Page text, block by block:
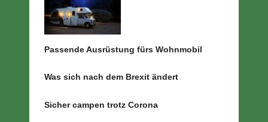
Passende Ausrüstung fürs Wohnmobil
Was sich nach dem Brexit ändert
Sicher campen trotz Corona